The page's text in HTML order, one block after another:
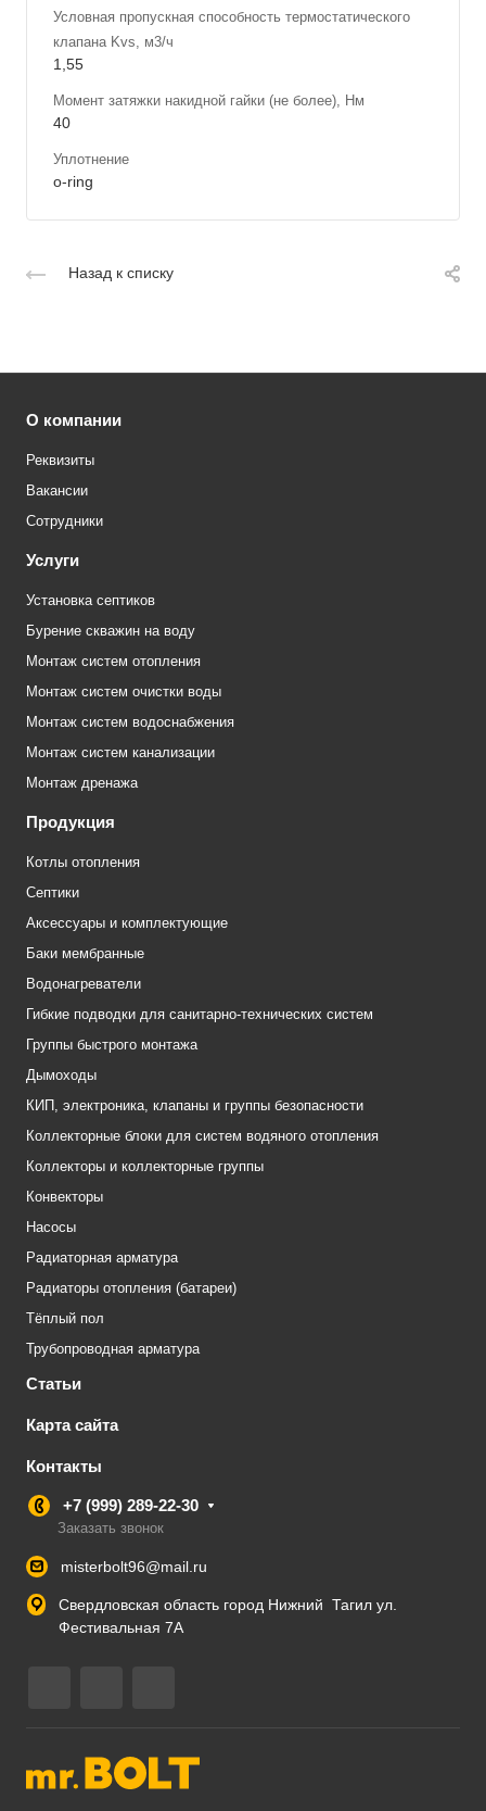
Условная пропускная способность термостатического
клапана Kvs, м3/ч
1,55
Момент затяжки накидной гайки (не более), Нм
40
Уплотнение
o-ring
Назад к списку
О компании
Реквизиты
Вакансии
Сотрудники
Услуги
Установка септиков
Бурение скважин на воду
Монтаж систем отопления
Монтаж систем очистки воды
Монтаж систем водоснабжения
Монтаж систем канализации
Монтаж дренажа
Продукция
Котлы отопления
Септики
Аксессуары и комплектующие
Баки мембранные
Водонагреватели
Гибкие подводки для санитарно-технических систем
Группы быстрого монтажа
Дымоходы
КИП, электроника, клапаны и группы безопасности
Коллекторные блоки для систем водяного отопления
Коллекторы и коллекторные группы
Конвекторы
Насосы
Радиаторная арматура
Радиаторы отопления (батареи)
Тёплый пол
Трубопроводная арматура
Статьи
Карта сайта
Контакты
+7 (999) 289-22-30
Заказать звонок
misterbolt96@mail.ru
Свердловская область город Нижний Тагил ул.
Фестивальная 7А